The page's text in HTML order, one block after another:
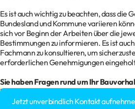
Es ist auch wichtig zu beachten, dass die
Bundesland und Kommune variieren
sich vor Beginn der Arbeiten über die
Bestimmungen zu informieren. Es ist
Fachmann zu konsultieren, um
erforderlichen Genehmigungen
Sie haben Fragen rund um Ihr
Baugenehmigung?
Jetzt unverbindlich Kontakt